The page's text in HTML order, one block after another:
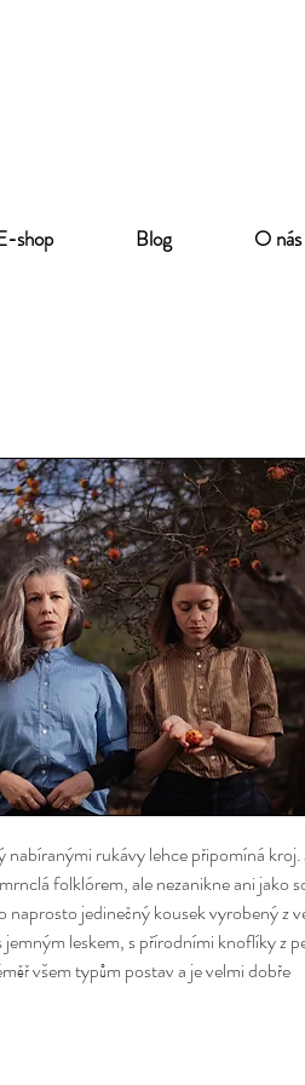
shop Blog O nás
rukávy lehce připomíná kroj.
folklórem, ale nezanikne ani jako
jedinečný kousek vyrobený z
leskem, s přírodními knoflíky z
všem typům postav a je velmi dobře